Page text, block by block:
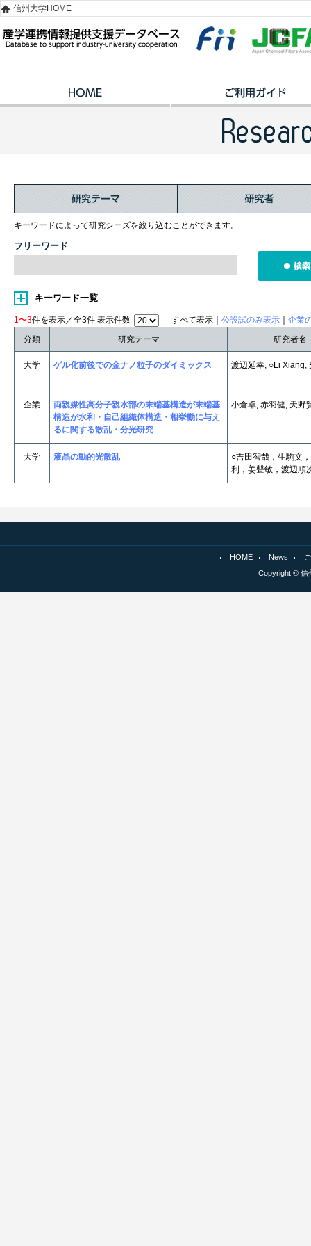
信州大学HOME
キーワードによって研究シーズを絞り込むことができます。
フリーワード
キーワード一覧
1〜3件を表示／全3件 表示件数 すべて表示｜ 公設試のみ表示
企業
分類
研究テーマ 研究者名
大学 ゲル化前後での金ナノ粒子のダイミックス 渡辺延幸, ○Li Xiang,
企業
両親媒性高分子親水部の末端基構造が末端基
構造が水和・自己組織体構造・相挙動に与え
るに関する散乱・分光研究
小倉卓, 赤羽健, 天
大学 液晶の動的光散乱
○吉田智哉，生駒文
利，姜聲敏，渡辺順
HOME News
Copyright © 信